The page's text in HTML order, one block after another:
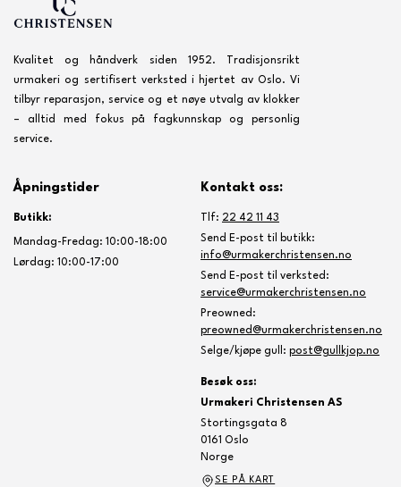
Kvalitet og håndverk siden 1952. Tradisjonsrikt
urmakeri og sertifisert verksted i hjertet av Oslo. Vi
tilbyr reparasjon, service og et nøye utvalg av klokker
– alltid med fokus på fagkunnskap og personlig
service.
Åpningstider
Butikk:
Mandag-Fredag: 10:00-18:00
Lørdag: 10:00-17:00
Kontakt oss:
Tlf: 22 42 11 43
Send E-post til butikk:
info@urmakerchristensen.no
Send E-post til verksted:
service@urmakerchristensen.no
Preowned:
preowned@urmakerchristensen.no
Selge/kjøpe gull: post@gullkjop.no
Besøk oss:
Urmakeri Christensen AS
Stortingsgata 8
0161 Oslo
Norge
SE PÅ KART